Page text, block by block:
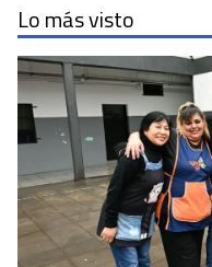
Lo más visto